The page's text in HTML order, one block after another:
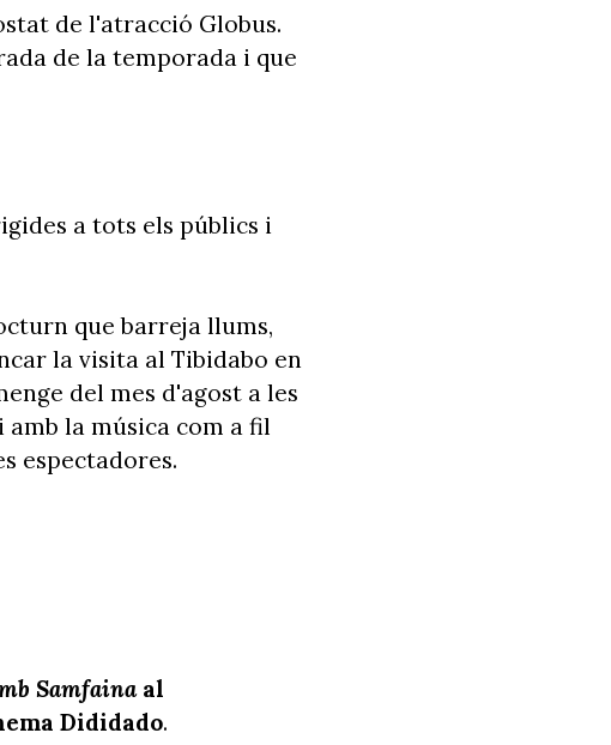
de l'atracció Globus.
de la temporada i que
a tots els públics i
que barreja llums,
la visita al Tibidabo en
del mes d'agost a les
amb la música com a fil
espectadores.
Samfainaal
Dididado.